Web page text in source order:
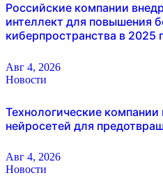
Российские компании
интеллект для повышения
киберпространства в 2025
Авг 4, 2026
Новости
Технологические
нейросетей для
Авг 4, 2026
Новости